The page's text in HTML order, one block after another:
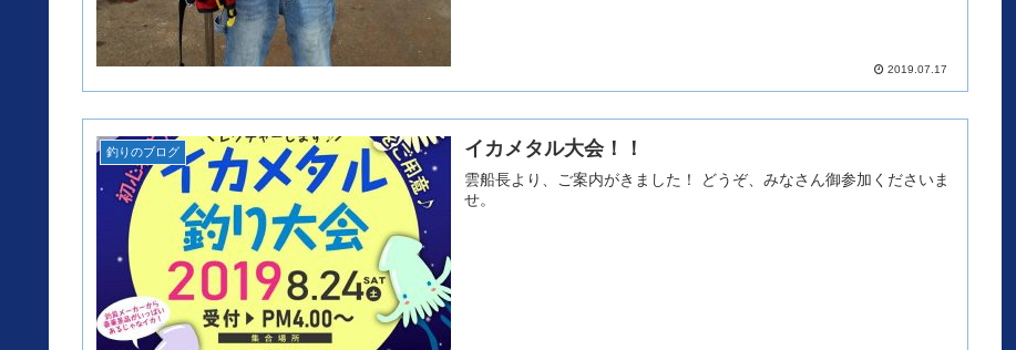
2019.07.17
釣りのブログ イカメタル大会！！
雲船長より、ご案内がきました！ どうぞ、みなさん御参加くださいま
せ。